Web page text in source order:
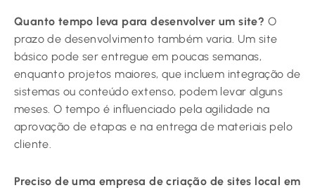
Quanto tempo leva para desenvolver um site? O
prazo de desenvolvimento também varia. Um site
básico pode ser entregue em poucas semanas,
enquanto projetos maiores, que incluem integração de
sistemas ou conteúdo extenso, podem levar alguns
meses. O tempo é influenciado pela agilidade na
aprovação de etapas e na entrega de materiais pelo
cliente.
Preciso de uma empresa de criação de sites local em